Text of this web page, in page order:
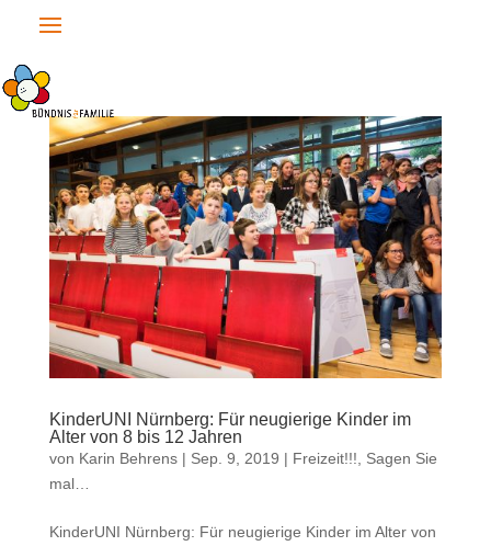
KinderUNI Nürnberg: Für neugierige Kinder im
Alter von 8 bis 12 Jahren
von Karin Behrens| Sep. 9, 2019 | Freizeit!!!
Sagen Sie
mal…
KinderUNI Nürnberg: Für neugierige Kinder im Alter von